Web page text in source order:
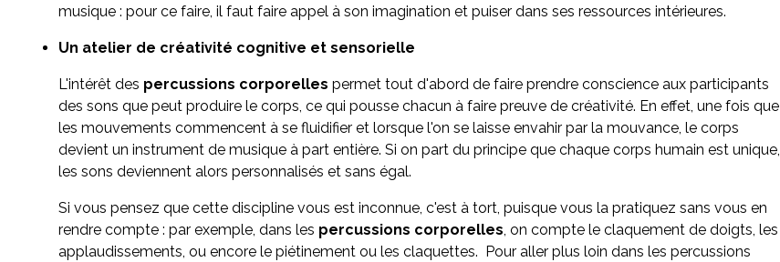
musique : pour ce faire, il faut faire appel à son imagination et puiser dans ses ressources intérieures.
Un atelier de créativité cognitive et sensorielle
L'intérêt des percussions corporelles permet tout d'abord de faire prendre conscience aux participants
des sons que peut produire le corps, ce qui pousse chacun à faire preuve de créativité. En effet, une fois que
les mouvements commencent à se fluidifier et lorsque l'on se laisse envahir par la mouvance, le corps
devient un instrument de musique à part entière. Si on part du principe que chaque corps humain est unique,
les sons deviennent alors personnalisés et sans égal.
Si vous pensez que cette discipline vous est inconnue, c'est à tort, puisque vous la pratiquez sans vous en
rendre compte : par exemple, dans les percussions corporelles, on compte le claquement de doigts, les
applaudissements, ou encore le piétinement ou les claquettes. Pour aller plus loin dans les percussions